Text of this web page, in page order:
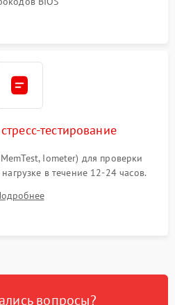
тестирование
Iometer) для проверки
в течение 12-24 часов.
режимов, проверка отсутствия
сервера к выдаче.
вопросы?